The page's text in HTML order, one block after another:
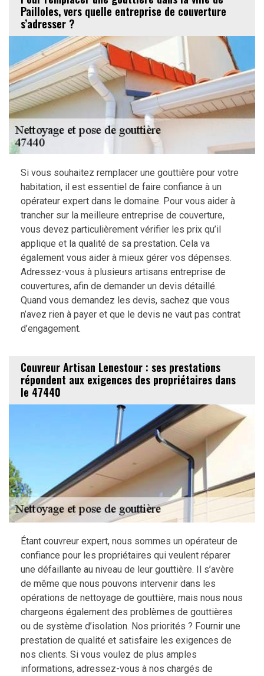
Pailloles, vers quelle entreprise de couverture
s’adresser ?
Si vous souhaitez remplacer une gouttière pour votre
habitation, il est essentiel de faire confiance à un
opérateur expert dans le domaine. Pour vous aider à
trancher sur la meilleure entreprise de couverture,
vous devez particulièrement vérifier les prix qu’il
applique et la qualité de sa prestation. Cela va
également vous aider à mieux gérer vos dépenses.
Adressez-vous à plusieurs artisans entreprise de
couvertures, afin de demander un devis détaillé.
Quand vous demandez les devis, sachez que vous
n’avez rien à payer et que le devis ne vaut pas contrat
d’engagement.
Couvreur Artisan Lenestour : ses prestations
répondent aux exigences des propriétaires dans
le 47440
Étant couvreur expert, nous sommes un opérateur de
confiance pour les propriétaires qui veulent réparer
une défaillante au niveau de leur gouttière. Il s’avère
de même que nous pouvons intervenir dans les
opérations de nettoyage de gouttière, mais nous nous
chargeons également des problèmes de gouttières
ou de système d’isolation. Nos priorités ? Fournir une
prestation de qualité et satisfaire les exigences de
nos clients. Si vous voulez de plus amples
informations, adressez-vous à nos chargés de